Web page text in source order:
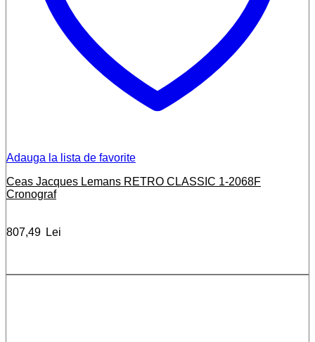
Adauga la lista de favorite
Ceas Jacques Lemans RETRO CLASSIC 1-2068F
Cronograf
807,49 Lei